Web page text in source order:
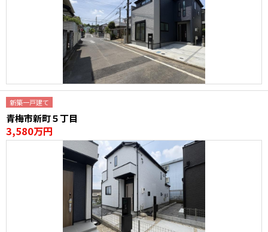
新築一戸建て
青梅市新町５丁目
3,580万円